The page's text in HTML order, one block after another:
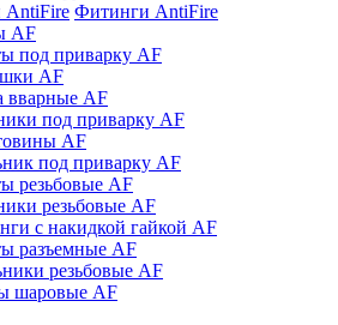
Фитинги AntiFire
AF
под приварку AF
AF
вварные AF
под приварку AF
AF
под приварку AF
резьбовые AF
резьбовые AF
с накидкой гайкой AF
разъемные AF
резьбовые AF
шаровые AF